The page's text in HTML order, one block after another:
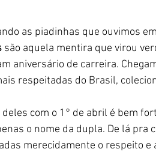
as piadinhas que ouvimos
são aquela mentira que virou
aniversário de carreira.
respeitadas do Brasil,
deles com o 1° de abril é bem
o nome da dupla. De lá
merecidamente o respeito